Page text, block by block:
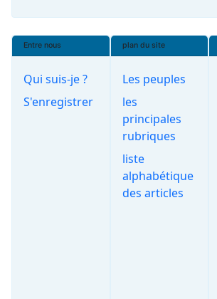
Entre nous
Qui suis-je ?
S'enregistrer
plan du site
Les peuples
les
principales
rubriques
liste
alphabétique
des articles